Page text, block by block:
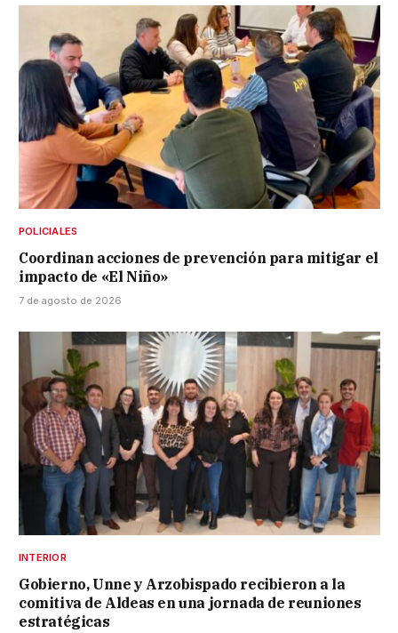
POLICIALES
Coordinan acciones de prevención para mitigar el
impacto de «El Niño»
7 de agosto de 2026
INTERIOR
Gobierno, Unne y Arzobispado recibieron a la
comitiva de Aldeas en una jornada de reuniones
estratégicas